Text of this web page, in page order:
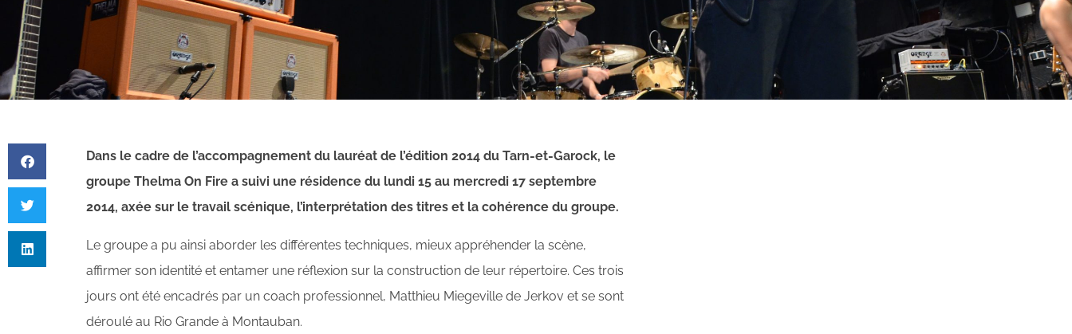
Dans le cadre de l’accompagnement du lauréat de l’édition 2014 du Tarn-et-Garock, le
groupe Thelma On Fire a suivi une résidence du lundi 15 au mercredi 17 septembre
2014, axée sur le travail scénique, l’interprétation des titres et la cohérence du groupe.
Le groupe a pu ainsi aborder les différentes techniques, mieux appréhender la scène,
affirmer son identité et entamer une réflexion sur la construction de leur répertoire. Ces trois
jours ont été encadrés par un coach professionnel, Matthieu Miegeville de Jerkov et se sont
déroulé au Rio Grande à Montauban.